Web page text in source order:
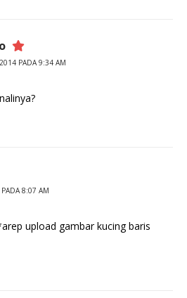
PADA 9:34 AM
8:07 AM
upload gambar kucing baris